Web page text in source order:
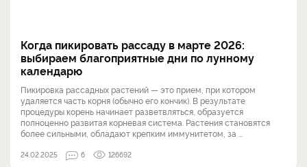
Когда пикировать рассаду в марте 2026:
выбираем благоприятные дни по лунному
календарю
Пикировка рассадных растений — это прием, при котором
удаляется часть корня (обычно его кончик). В результате
процедуры корень начинает разветвляться, образуется
полноценно развитая корневая система. Растения становятся
более сильными, обладают крепким иммунитетом, за ...
24.02.2025 6 126692